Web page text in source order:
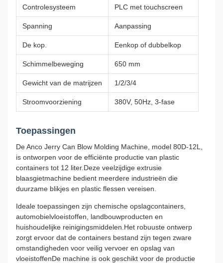
Controlesysteem PLC met touchscreen
Spanning Aanpassing
De kop. Eenkop of dubbelkop
Schimmelbeweging 650 mm
Gewicht van de matrijzen 1/2/3/4
Stroomvoorziening 380V, 50Hz, 3-fase
Toepassingen
De Anco Jerry Can Blow Molding Machine, model 80D-12L,
is ontworpen voor de efficiënte productie van plastic
containers tot 12 liter.Deze veelzijdige extrusie
blaasgietmachine bedient meerdere industrieën die
duurzame blikjes en plastic flessen vereisen.
Ideale toepassingen zijn chemische opslagcontainers,
automobielvloeistoffen, landbouwproducten en
huishoudelijke reinigingsmiddelen.Het robuuste ontwerp
zorgt ervoor dat de containers bestand zijn tegen zware
omstandigheden voor veilig vervoer en opslag van
vloeistoffenDe machine is ook geschikt voor de productie